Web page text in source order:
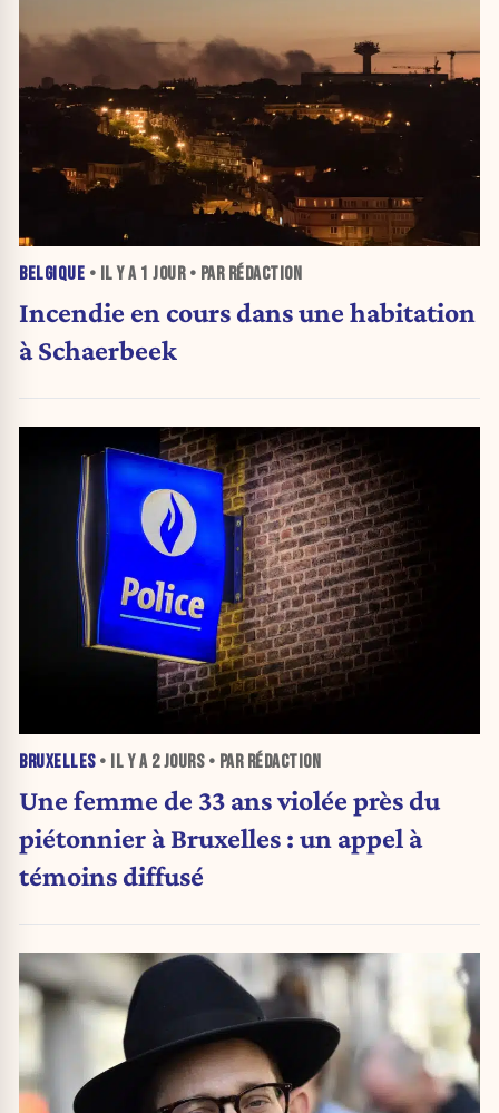
BELGIQUE • IL Y A 1 JOUR• PAR RÉDACTION
Incendie en cours dans une habitation
à Schaerbeek
BRUXELLES• IL Y A 2 JOURS• PAR RÉDACTION
Une femme de 33 ans violée près du
piétonnier à Bruxelles : un appel à
témoins diffusé